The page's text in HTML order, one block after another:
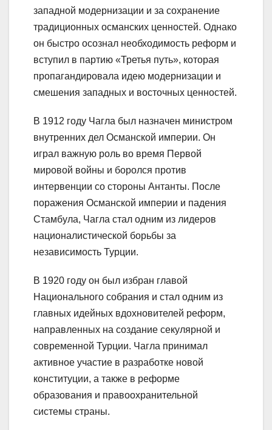
западной модернизации и за сохранение
традиционных османских ценностей. Однако
он быстро осознал необходимость реформ и
вступил в партию «Третья путь», которая
пропагандировала идею модернизации и
смешения западных и восточных ценностей.
В 1912 году Чагла был назначен министром
внутренних дел Османской империи. Он
играл важную роль во время Первой
мировой войны и боролся против
интервенции со стороны Антанты. После
поражения Османской империи и падения
Стамбула, Чагла стал одним из лидеров
националистической борьбы за
независимость Турции.
В 1920 году он был избран главой
Национального собрания и стал одним из
главных идейных вдохновителей реформ,
направленных на создание секулярной и
современной Турции. Чагла принимал
активное участие в разработке новой
конституции, а также в реформе
образования и правоохранительной
системы страны.